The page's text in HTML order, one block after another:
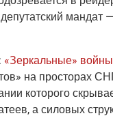
ман­дат
: «Зер­каль­ные»
на про­сто­рах
кото­ро­го
а сило­вых